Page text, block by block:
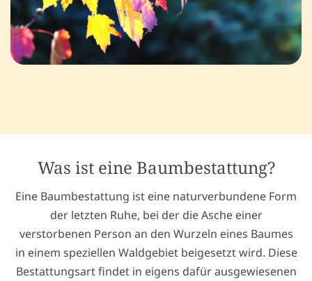
Was ist eine Baumbestattung?
Eine Baumbestattung ist eine naturverbundene Form
der letzten Ruhe, bei der die Asche einer
verstorbenen Person an den Wurzeln eines Baumes
in einem speziellen Waldgebiet beigesetzt wird. Diese
Bestattungsart findet in eigens dafür ausgewiesenen